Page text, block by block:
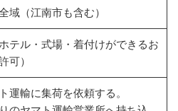
域（江南市も含む）
テル・式場・着付けができるお
可）
運輸に集荷を依頼する。